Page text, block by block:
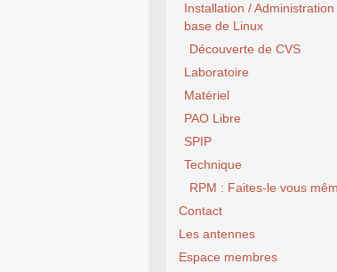
Installation /
base de Linux
Découverte de CVS
Laboratoire
Matériel
PAO Libre
SPIP
Technique
RPM : Faites-le vous
Contact
Les antennes
Espace membres